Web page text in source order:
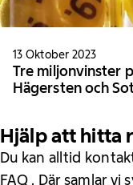
13 Oktober 2023
Tre miljonvinster
Hägersten och
Hjälp att hitta
Du kan alltid
FAQ . Där samlar